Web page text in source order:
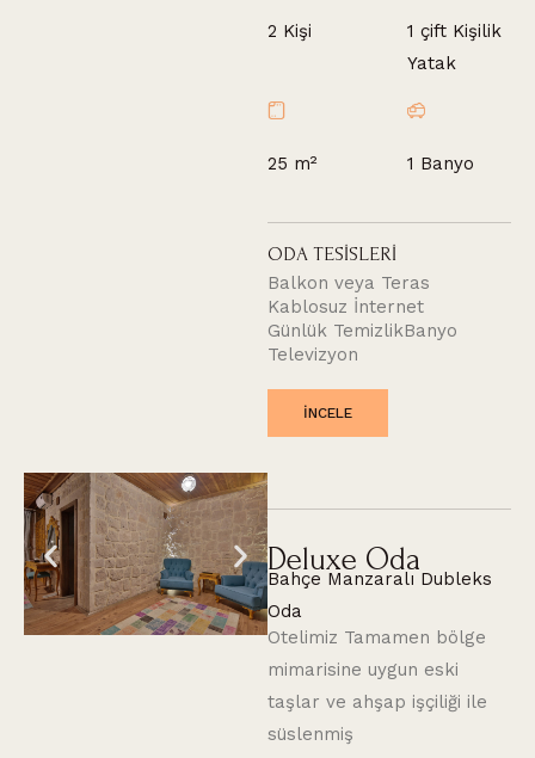
2 Kişi
1 çift Kişilik
Yatak
25 m² 1 Banyo
ODA TESİSLERİ
Balkon veya Teras
Kablosuz İnternet
Günlük TemizlikBanyo
Televizyon
INCELE
Deluxe Oda
Bahçe Manzaralı Dubleks
Oda
Otelimiz Tamamen bölge
mimarisine uygun eski
taşlar ve ahşap işçiliği ile
süslenmiş